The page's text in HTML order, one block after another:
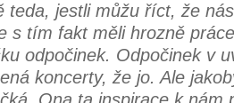
teda, jestli můžu říct, že
s tím fakt měli hrozně
odpočinek. Odpočinek v
koncerty, že jo. Ale